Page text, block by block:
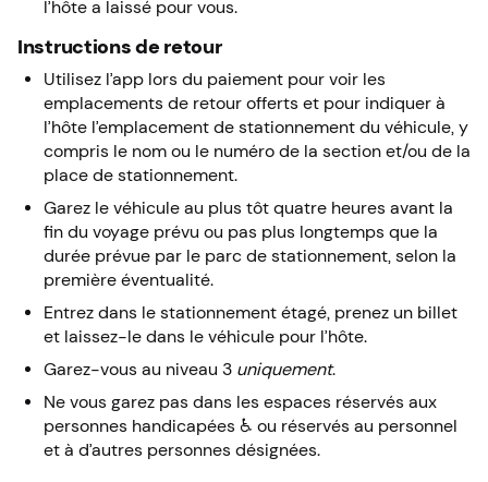
l’hôte a laissé pour vous.
Instructions de retour
Utilisez l’app lors du paiement pour voir les
emplacements de retour offerts et pour indiquer à
l’hôte l’emplacement de stationnement du véhicule, y
compris le nom ou le numéro de la section et/ou de la
place de stationnement.
Garez le véhicule au plus tôt quatre heures avant la
fin du voyage prévu ou pas plus longtemps que la
durée prévue par le parc de stationnement, selon la
première éventualité.
Entrez dans le stationnement étagé, prenez un billet
et laissez-le dans le véhicule pour l’hôte.
Garez-vous au niveau 3 uniquement.
Ne vous garez pas dans les espaces réservés aux
personnes handicapées ♿ ou réservés au personnel
et à d’autres personnes désignées.